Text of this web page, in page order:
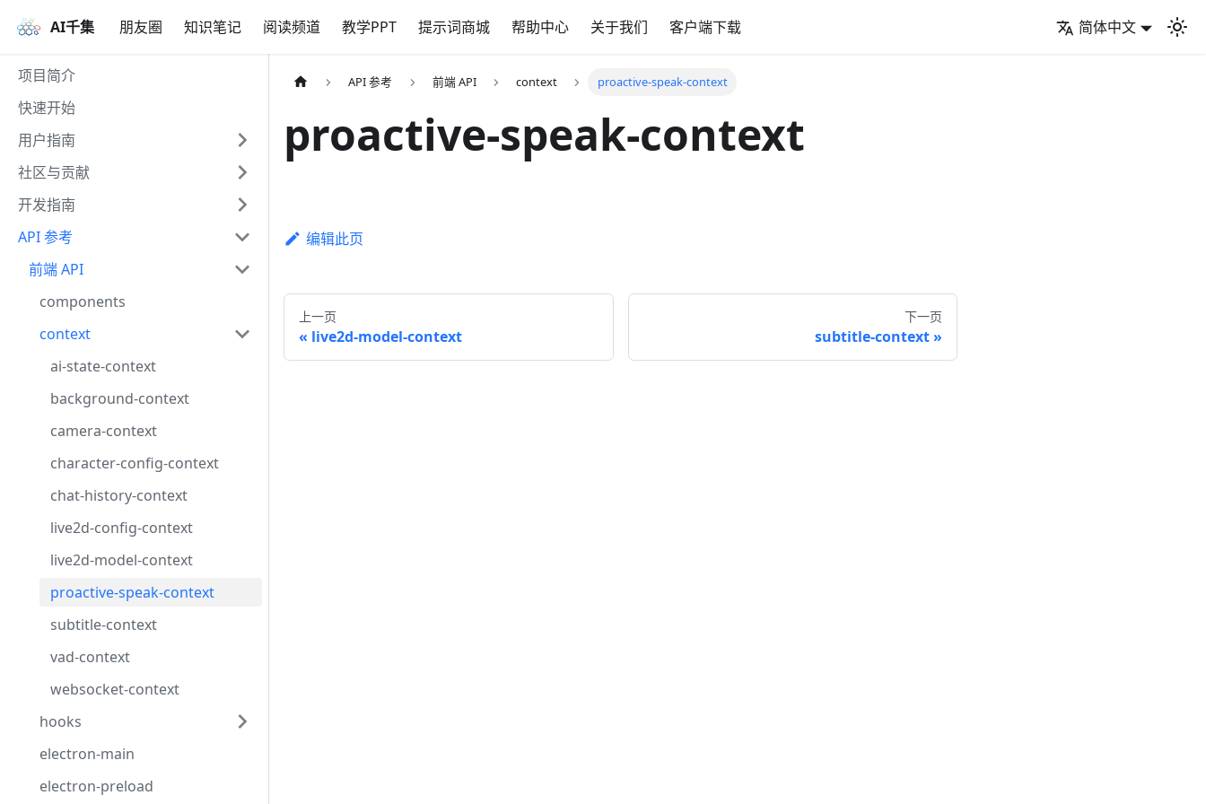
AI千集 朋友圈 知识笔记 阅读频道 教学PPT 提示词商城 帮助中心 关于我们 客户端下载 简体中文
项目简介
快速开始
用户指南
社区与贡献
开发指南
API 参考
前端 API
components
context
ai-state-context
background-context
camera-context
character-config-context
chat-history-context
live2d-config-context
live2d-model-context
proactive-speak-context
subtitle-context
vad-context
websocket-context
hooks
electron-main
electron-preload
API 参考 前端 API context proactive-speak-context
proactive-speak-context
编辑此页
上一页
live2d-model-context
下一页
subtitle-context